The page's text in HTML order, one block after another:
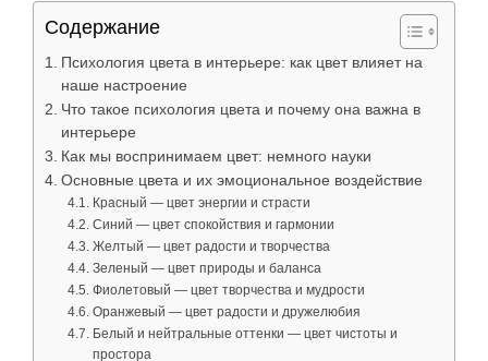
Содержание
Психология цвета в интерьере: как цвет влияет на
наше настроение
Что такое психология цвета и почему она важна в
интерьере
Как мы воспринимаем цвет: немного науки
Основные цвета и их эмоциональное воздействие
Красный — цвет энергии и страсти
Синий — цвет спокойствия и гармонии
Желтый — цвет радости и творчества
Зеленый — цвет природы и баланса
Фиолетовый — цвет творчества и мудрости
Оранжевый — цвет радости и дружелюбия
Белый и нейтральные оттенки — цвет чистоты и
простора